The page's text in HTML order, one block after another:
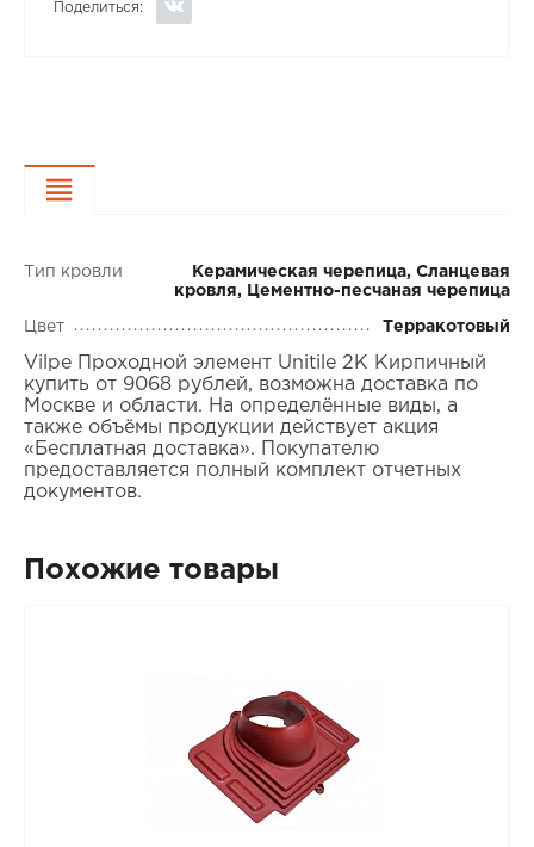
Поделиться:
Тип кровли
Керамическая черепица, Сланцевая
кровля, Цементно-песчаная черепица
Цвет Терракотовый
Vilpe Проходной элемент Unitile 2K Кирпичный
купить от 9068 рублей, возможна доставка по
Москве и области. На определённые виды, а
также объёмы продукции действует акция
«Бесплатная доставка». Покупателю
предоставляется полный комплект отчетных
документов.
Похожие товары